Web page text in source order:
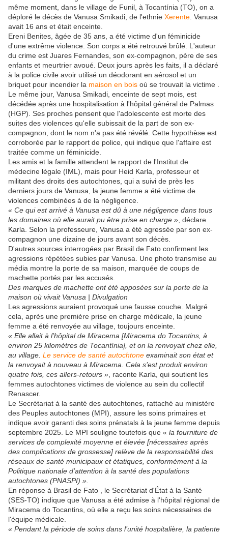
même moment, dans le village de Funil, à Tocantínia (TO), on a
déploré le décès de Vanusa Smikadi, de l'ethnie Xerente . Vanusa
avait 16 ans et était enceinte.
Ereni Benites, âgée de 35 ans, a été victime d'un féminicide
d'une extrême violence. Son corps a été retrouvé brûlé. L'auteur
du crime est Juares Fernandes, son ex-compagnon, père de ses
enfants et meurtrier avoué. Deux jours après les faits, il a déclaré
à la police civile avoir utilisé un déodorant en aérosol et un
briquet pour incendier la maison en bois où se trouvait la victime .
Le même jour, Vanusa Smikadi, enceinte de sept mois, est
décédée après une hospitalisation à l'hôpital général de Palmas
(HGP). Ses proches pensent que l'adolescente est morte des
suites des violences qu'elle subissait de la part de son ex-
compagnon, dont le nom n'a pas été révélé. Cette hypothèse est
corroborée par le rapport de police, qui indique que l'affaire est
traitée comme un féminicide.
Les amis et la famille attendent le rapport de l'Institut de
médecine légale (IML), mais pour Heid Karla, professeur et
militant des droits des autochtones, qui a suivi de près les
derniers jours de Vanusa, la jeune femme a été victime de
violences combinées à de la négligence.
« Ce qui est arrivé à Vanusa est dû à une négligence dans tous
les domaines où elle aurait pu être prise en charge » , déclare
Karla. Selon la professeure, Vanusa a été agressée par son ex-
compagnon une dizaine de jours avant son décès.
D'autres sources interrogées par Brasil de Fato confirment les
agressions répétées subies par Vanusa. Une photo transmise au
média montre la porte de sa maison, marquée de coups de
machette portés par les accusés.
Des marques de machette ont été apposées sur la porte de la
maison où vivait Vanusa | Divulgation
Les agressions auraient provoqué une fausse couche. Malgré
cela, après une première prise en charge médicale, la jeune
femme a été renvoyée au village, toujours enceinte.
« Elle allait à l’hôpital de Miracema [Miracema do Tocantins, à
environ 25 kilomètres de Tocantínia], et on la renvoyait chez elle,
au village. Le service de santé autochtone examinait son état et
la renvoyait à nouveau à Miracema. Cela s’est produit environ
quatre fois, ces allers-retours » , raconte Karla, qui soutient les
femmes autochtones victimes de violence au sein du collectif
Renascer.
Le Secrétariat à la santé des autochtones, rattaché au ministère
des Peuples autochtones (MPI), assure les soins primaires et
indique avoir garanti des soins prénatals à la jeune femme depuis
septembre 2025. Le MPI souligne toutefois que « la fourniture de
services de complexité moyenne et élevée [nécessaires après
des complications de grossesse] relève de la responsabilité des
réseaux de santé municipaux et étatiques, conformément à la
Politique nationale d’attention à la santé des populations
autochtones (PNASPI) ».
En réponse à Brasil de Fato , le Secrétariat d'État à la Santé
(SES-TO) indique que Vanusa a été admise à l'hôpital régional de
Miracema do Tocantins, où elle a reçu les soins nécessaires de
l'équipe médicale.
« Pendant la période de soins dans l’unité hospitalière, la patiente